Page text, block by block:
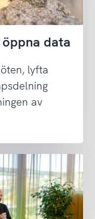
data
lyfta
av